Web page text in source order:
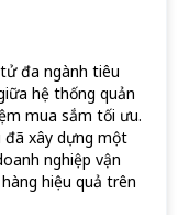
đa ngành tiêu
hệ thống quản
mua sắm tối ưu.
xây dựng một
nghiệp vận
hiệu quả trên